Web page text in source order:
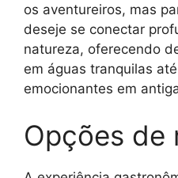
os aventureiros, mas
deseje se conectar
natureza, oferecendo
em águas tranquilas
emocionantes em
Opções de